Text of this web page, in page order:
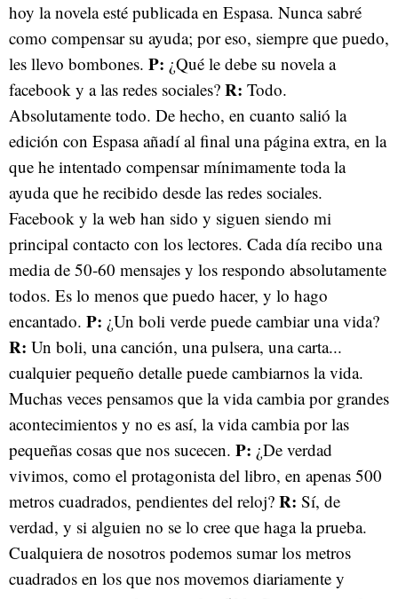
hoy la novela esté publicada en Espasa. Nunca sabré
como compensar su ayuda; por eso, siempre que puedo,
les llevo bombones. P: ¿Qué le debe su novela a
facebook y a las redes sociales? R: Todo.
Absolutamente todo. De hecho, en cuanto salió la
edición con Espasa añadí al final una página extra, en la
que he intentado compensar mínimamente toda la
ayuda que he recibido desde las redes sociales.
Facebook y la web han sido y siguen siendo mi
principal contacto con los lectores. Cada día recibo una
media de 50-60 mensajes y los respondo absolutamente
todos. Es lo menos que puedo hacer, y lo hago
encantado. P: ¿Un boli verde puede cambiar una vida?
R: Un boli, una canción, una pulsera, una carta...
cualquier pequeño detalle puede cambiarnos la vida.
Muchas veces pensamos que la vida cambia por grandes
acontecimientos y no es así, la vida cambia por las
pequeñas cosas que nos sucecen. P: ¿De verdad
vivimos, como el protagonista del libro, en apenas 500
metros cuadrados, pendientes del reloj? R: Sí, de
verdad, y si alguien no se lo cree que haga la prueba.
Cualquiera de nosotros podemos sumar los metros
cuadrados en los que nos movemos diariamente y